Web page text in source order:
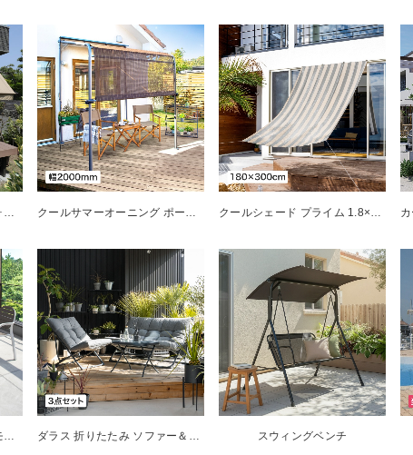
パルマテーブル＆チェアー モカ5点セット ダラス 折りたたみ ソファー＆チェアー3点セット スウィングベンチ